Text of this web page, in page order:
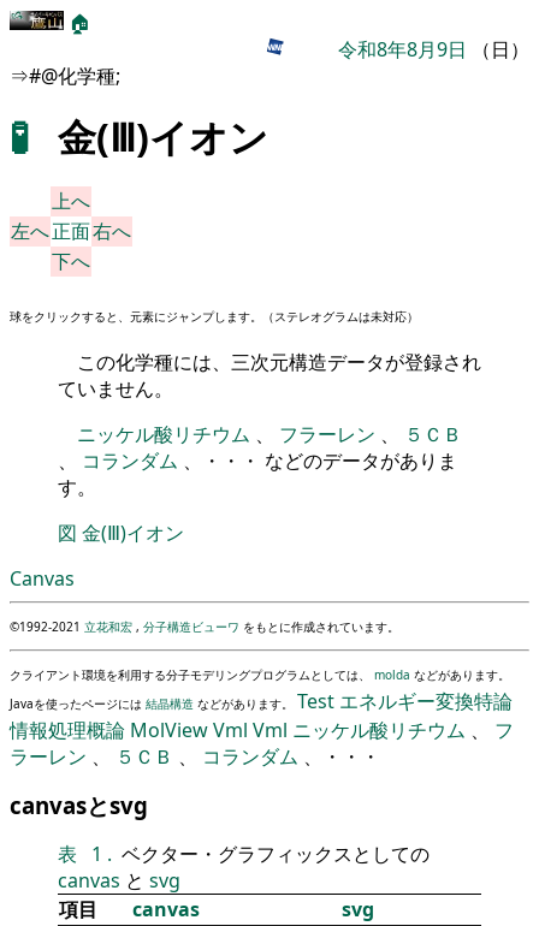
🏠
令和8年8月9日 （日）
⇒#@化学種;
🧪 金(Ⅲ)イオン
上へ
左へ正面右へ
下へ
球をクリックすると、元素にジャンプします。（ステレオグラムは未対応）
この化学種には、三次元構造データが登録され
ていません。
ニッケル酸リチウム 、 フラーレン 、
５ＣＢ
、 コランダム 、・・・ などのデータがありま
す。
図 金(Ⅲ)イオン
Canvas
©1992-2021 立花和宏 , 分子構造ビューワ をもとに作成されています。
クライアント環境を利用する分子モデリングプログラムとしては、 molda などがあります。
Javaを使ったページには 結晶構造 などがあります。 Test エネルギー変換特論
情報処理概論 MolViewVml Vml ニッケル酸リチウム 、 フ
ラーレン 、 ５ＣＢ 、 コランダム 、・・・
canvasとsvg
表 1 . ベクター・グラフィックスとしての
canvas と svg
項目
canvas
svg